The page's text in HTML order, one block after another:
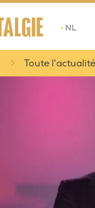
>NL
Toute l'actualité